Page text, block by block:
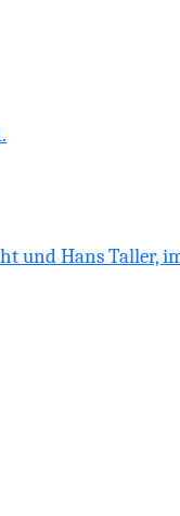
und Hans Taller,